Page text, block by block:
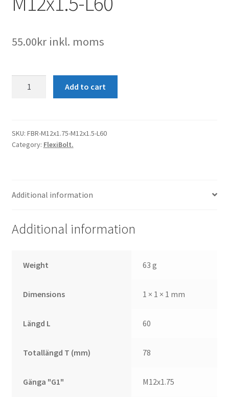
55.00krinkl. moms
quantity
Add to cart
SKU: FBR-M12x1.75-M12x1.5-L60
Category: FlexiBolt.
Additional information
Additional information
Weight 63 g
Dimensions 1 × 1 × 1 mm
Längd L 60
Totallängd T (mm) 78
Gänga "G1" M12x1.75